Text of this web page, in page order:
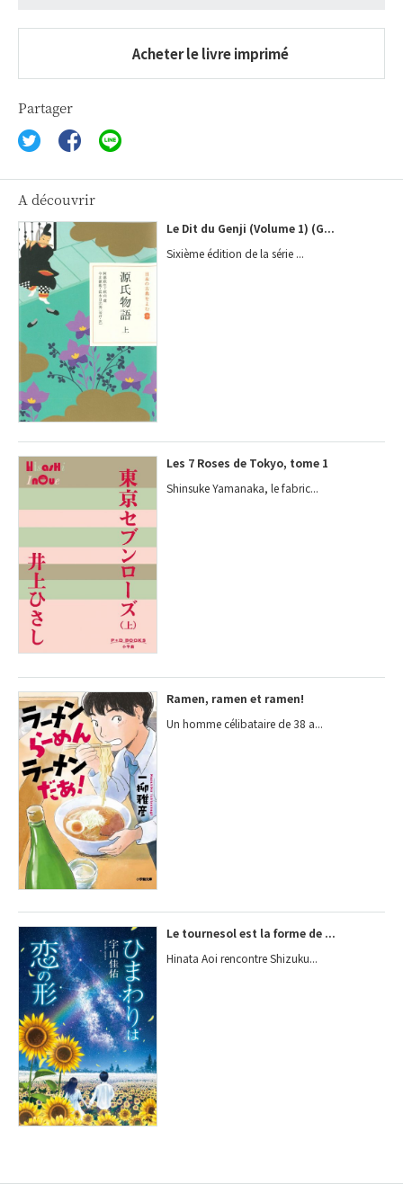
Acheter le livre imprimé
Partager
A découvrir
Le Dit du Genji (Volume 1) (G...
Sixième édition de la série ...
Les 7 Roses de Tokyo, tome 1
Shinsuke Yamanaka, le fabric...
Ramen, ramen et ramen!
Un homme célibataire de 38 a...
Le tournesol est la forme de ...
Hinata Aoi rencontre Shizuku...